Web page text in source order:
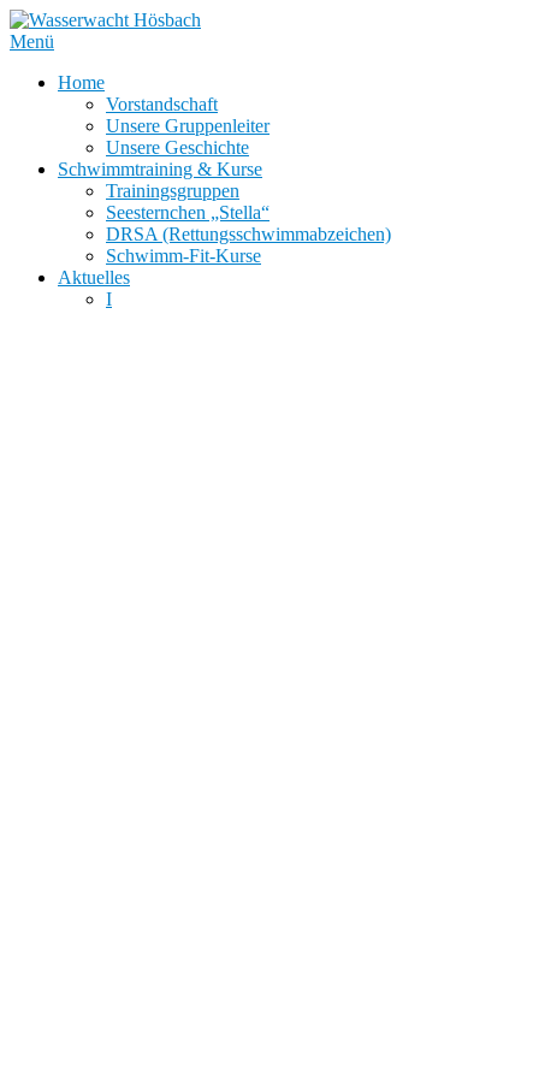
Zum
Inhalt
Menü
Home
Vorstandschaft
Unsere Gruppenleiter
Unsere Geschichte
Schwimmtraining & Kurse
Trainingsgruppen
Seesternchen „Stella“
DRSA (Rettungsschwimmabzeichen)
Schwimm-Fit-Kurse
Aktuelles
I